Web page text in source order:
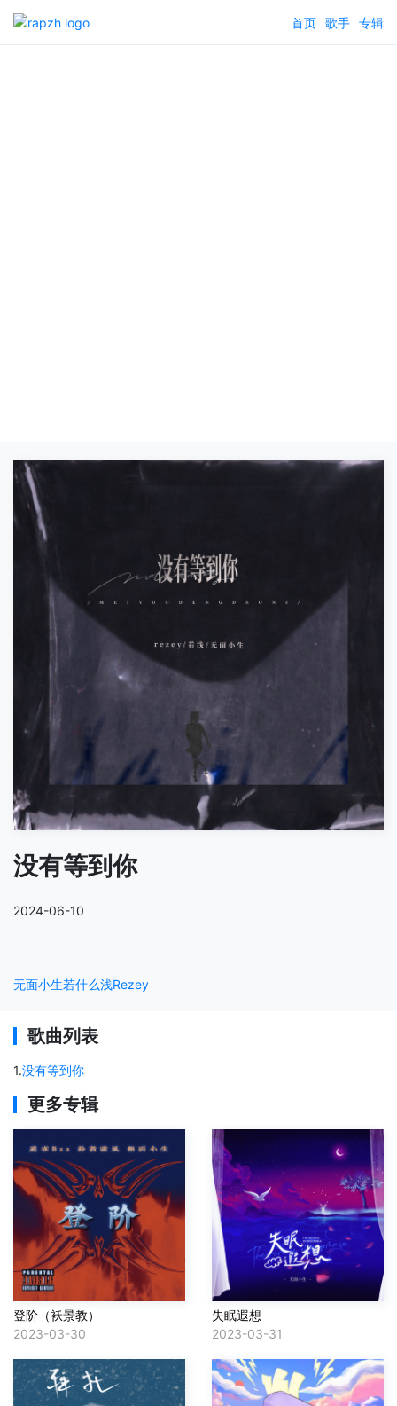
首页 歌手 专辑
没有等到你
2024-06-10
无面小生若什么浅Rezey
歌曲列表
1.没有等到你
更多专辑
登阶（袄景教）
2023-03-30
失眠遐想
2023-03-31